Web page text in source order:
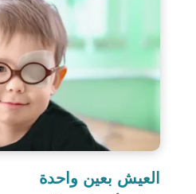
العيش بعين واحدة